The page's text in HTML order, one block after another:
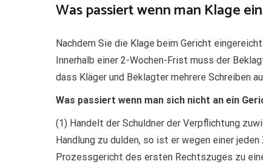
Was passiert wenn man Klage
Nachdem Sie die Klage beim Gericht
Innerhalb einer 2-Wochen-Frist muss der
dass Kläger und Beklagter mehrere Schreiben
Was passiert wenn man sich nicht an ein
(1) Handelt der Schuldner der Verpflichtung
Handlung zu dulden, so ist er wegen einer
Prozessgericht des ersten Rechtszuges zu